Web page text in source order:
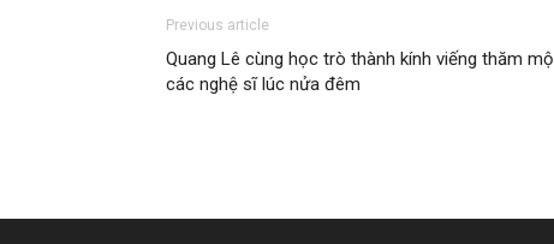
Previous article
Quang Lê cùng học trò thành kính viếng thăm mộ
các nghệ sĩ lúc nửa đêm